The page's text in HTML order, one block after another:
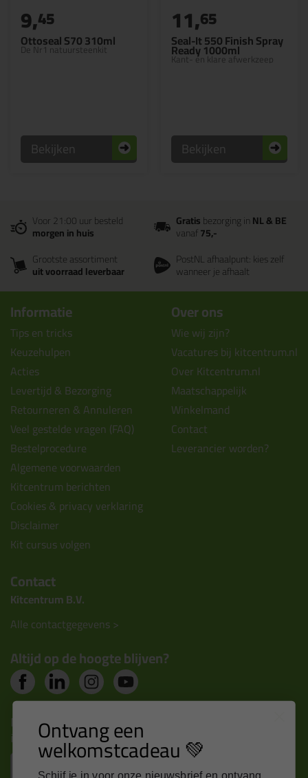
Ottoseal S70 310ml
De Nr1 natuursteenkit
9,45
Bekijken
Seal-It 550 Finish Spray
Ready 1000ml
Kant- en klare afwerkzeep
11,65
Bekijken
Voor 21:00 uur besteld
morgen in huis
Gratisbezorging inNL & BE
vanaf75,-
Grootste assortiment
uit voorraad leverbaar
PostNL afhaalpunt: kies zelf
wanneer je afhaalt
Informatie
Tips en tricks
Keuzehulpen
Acties
Levertijd & Bezorging
Retourneren & Annuleren
Veel gestelde vragen (FAQ)
Bestelprocedure
Algemene voorwaarden
Kitcentrum berichten
Cookies & privacy verklaring
Disclaimer
Kit cursus volgen
Over ons
Wie wij zijn?
Vacatures bij kitcentrum.nl
Over Kitcentrum.nl
Maatschappelijk
Winkelmand
Contact
Leverancier worden?
Contact
Kitcentrum B.V.
Alle contactgegevens >
Altijd op de hoogte blijven?
Nieuws, tips en exclusieve deals rechtstreeks in je
inbox Ontvang een
welkomstcadeau 💚